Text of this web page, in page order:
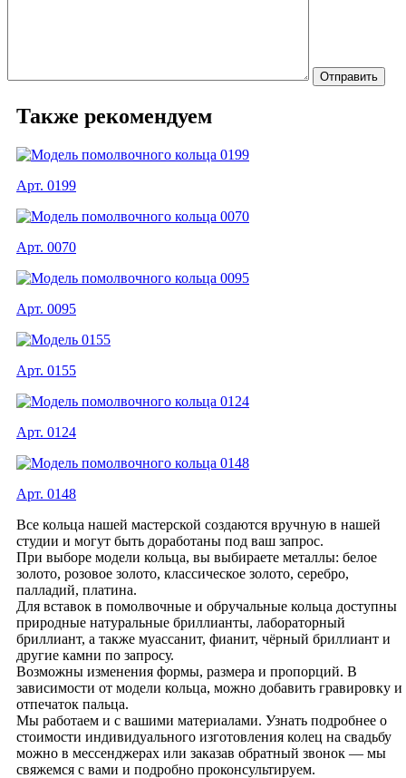
Также рекомендуем
Арт. 0199
Арт. 0070
Арт. 0095
Арт. 0155
Арт. 0124
Арт. 0148
Все кольца нашей мастерской создаются вручную в нашей
студии и могут быть доработаны под ваш запрос.
При выборе модели кольца, вы выбираете металлы: белое
золото, розовое золото, классическое золото, серебро,
палладий, платина.
Для вставок в помолвочные и обручальные кольца доступны
природные натуральные бриллианты, лабораторный
бриллиант, а также муассанит, фианит, чёрный бриллиант и
другие камни по запросу.
Возможны изменения формы, размера и пропорций. В
зависимости от модели кольца, можно добавить гравировку и
отпечаток пальца.
Мы работаем и с вашими материалами. Узнать подробнее о
стоимости индивидуального изготовления колец на свадьбу
можно в мессенджерах или заказав обратный звонок — мы
свяжемся с вами и подробно проконсультируем.